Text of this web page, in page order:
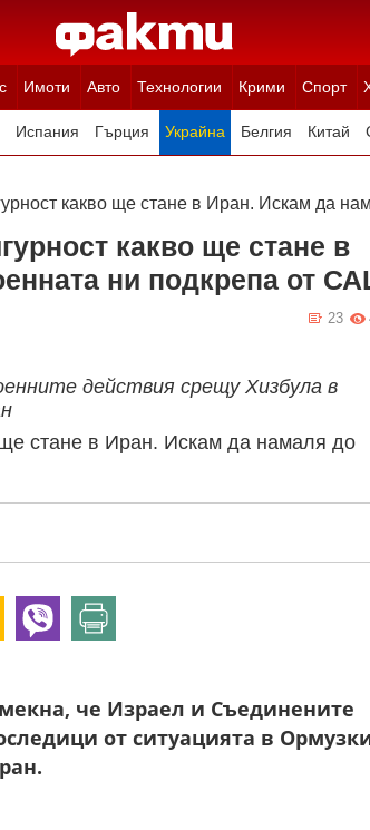
Имоти Авто Технологии Крими Спорт
Испания Гърция Украйна Белгия Китай
какво ще стане в Иран. Искам да
какво ще стане в
ни подкрепа от
23
действия срещу Хизбула в
че Израел и Съединените
от ситуацията в